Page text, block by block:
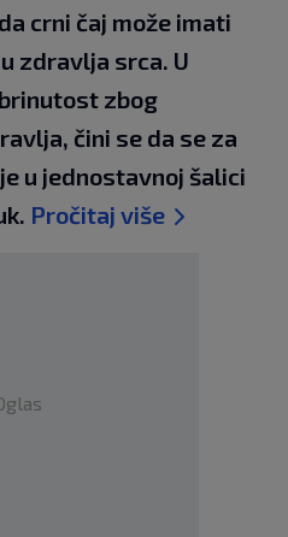
crni čaj može imati
zdravlja srca. U
zbog
čini se da se za
u jednostavnoj šalici
Pročitaj više